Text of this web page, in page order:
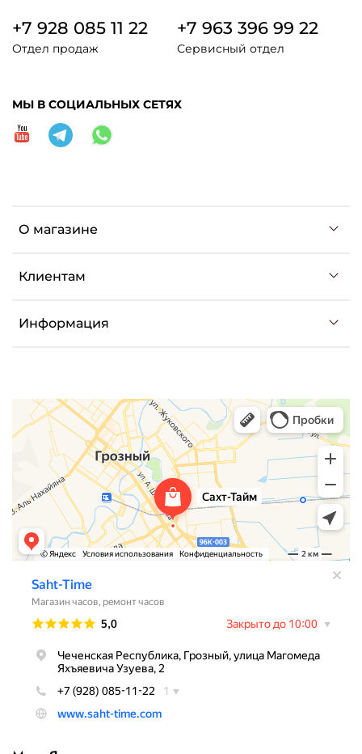
О магазине
Клиентам
Информация
+7 928 085 11 22
Отдел продаж
+7 963 396 99 22
Сервисный отдел
МЫ В СОЦИАЛЬНЫХ СЕТЯХ